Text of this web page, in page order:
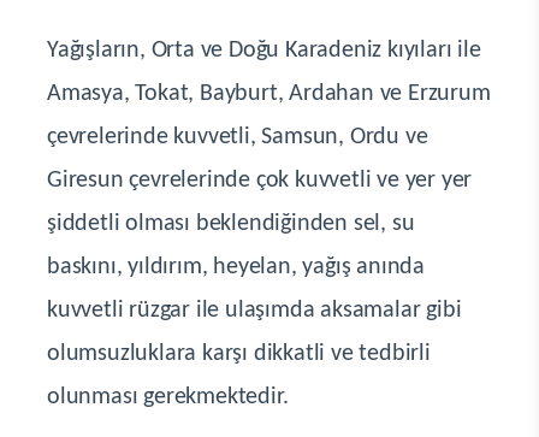
Yağışların, Orta ve Doğu Karadeniz kıyıları ile
Amasya, Tokat, Bayburt, Ardahan ve Erzurum
çevrelerinde kuvvetli, Samsun, Ordu ve
Giresun çevrelerinde çok kuvvetli ve yer yer
şiddetli olması beklendiğinden sel, su
baskını, yıldırım, heyelan, yağış anında
kuvvetli rüzgar ile ulaşımda aksamalar gibi
olumsuzluklara karşı dikkatli ve tedbirli
olunması gerekmektedir.